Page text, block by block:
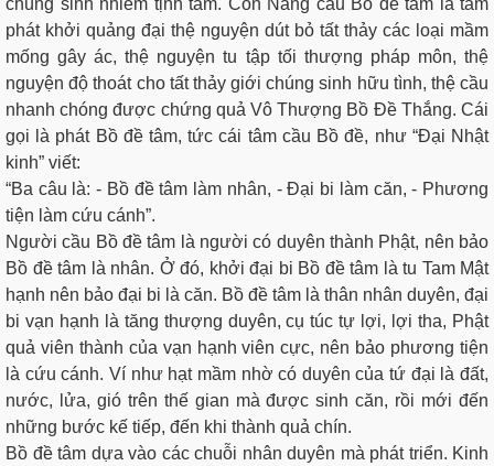
chúng sinh nhiễm tịnh tâm. Còn Năng cầu Bồ đề tâm là tâm
phát khởi quảng đại thệ nguyện dút bỏ tất thảy các loại mầm
mống gây ác, thệ nguyện tu tập tối thượng pháp môn, thệ
nguyện độ thoát cho tất thảy giới chúng sinh hữu tình, thệ cầu
nhanh chóng được chứng quả Vô Thượng Bồ Đề Thắng. Cái
gọi là phát Bồ đề tâm, tức cái tâm cầu Bồ đề, như “Đại Nhật
kinh” viết:
“Ba câu là: - Bồ đề tâm làm nhân, - Đại bi làm căn, - Phương
tiện làm cứu cánh”.
Người cầu Bồ đề tâm là người có duyên thành Phật, nên bảo
Bồ đề tâm là nhân. Ở đó, khởi đại bi Bồ đề tâm là tu Tam Mật
hạnh nên bảo đại bi là căn. Bồ đề tâm là thân nhân duyên, đại
bi vạn hạnh là tăng thượng duyên, cụ túc tự lợi, lợi tha, Phật
quả viên thành của vạn hạnh viên cực, nên bảo phương tiện
là cứu cánh. Ví như hạt mầm nhờ có duyên của tứ đại là đất,
nước, lửa, gió trên thế gian mà được sinh căn, rồi mới đến
những bước kế tiếp, đến khi thành quả chín.
Bồ đề tâm dựa vào các chuỗi nhân duyên mà phát triển. Kinh